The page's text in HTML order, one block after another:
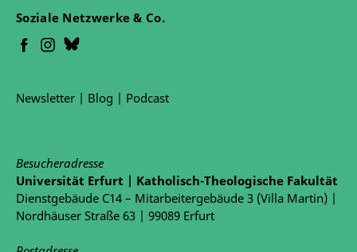
Soziale Netzwerke & Co.
Newsletter | Blog | Podcast
Besucheradresse
Universität Erfurt | Katholisch-Theologische Fakultät
Dienstgebäude C14 – Mitarbeitergebäude 3 (Villa Martin) |
Nordhäuser Straße 63 | 99089 Erfurt